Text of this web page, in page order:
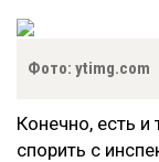
Фото: ytimg.com
Конечно, есть и
спорить с